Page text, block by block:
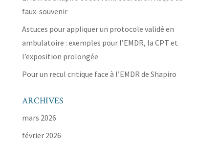
faux-souvenir
Astuces pour appliquer un protocole validé en
ambulatoire : exemples pour l’EMDR, la CPT et
l’exposition prolongée
Pour un recul critique face à l’EMDR de Shapiro
ARCHIVES
mars 2026
février 2026